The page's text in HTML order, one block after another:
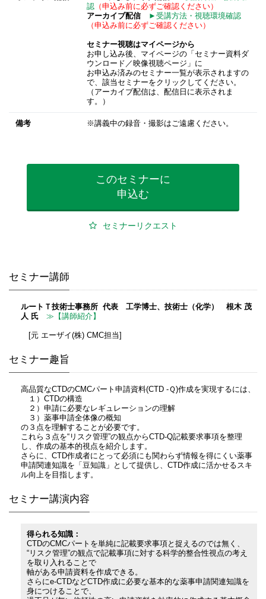
認（申込み前に必ずご確認ください）
アーカイブ配信
►受講方法・視聴環境確認
（申込み前に必ずご確認ください）
セミナー視聴はマイページから
お申し込み後、マイページの「セミナー資料ダ
ウンロード／映像視聴ページ」に
お申込み済みのセミナー一覧が表示されますの
で、該当セミナーをクリックしてください。
（アーカイブ配信は、配信日に表示されま
す。）
備考 ※講義中の録音・撮影はご遠慮ください。
このセミナーに
申込む
セミナーリクエスト
セミナー講師
ルートＴ技術士事務所 代表 工学博士、技術士（化学） 根木 茂
人 氏
≫【講師紹介】
[元 エーザイ(株) CMC担当]
セミナー趣旨
高品質なCTDのCMCパート申請資料(CTD -Ｑ)作成を実現するには、
１）CTDの構造
２）申請に必要なレギュレーションの理解
３）薬事申請全体像の概知
の３点を理解することが必要です。
これら３点を“リスク管理”の観点からCTD-Q記載要求事項を整理
し、作成の基本的視点を紹介します。
さらに、CTD作成者にとって必須にも関わらず情報を得にくい薬事
申請関連知識を「豆知識」として提供し、CTD作成に活かせるスキ
ル向上を目指します。
セミナー講演内容
得られる知識：
CTDのCMCパートを単純に記載要求事項と捉えるのでは無く、
“リスク管理”の観点で記載事項に対する科学的整合性視点の考え
を取り入れることで
軸がある申請資料を作成できる。
さらにe-CTDなどCTD作成に必要な基本的な薬事申請関連知識を
身につけることで、